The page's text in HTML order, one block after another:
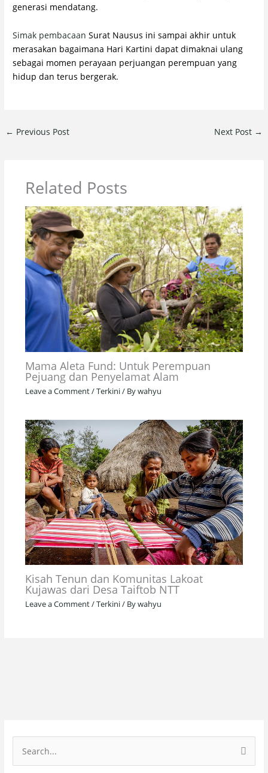
generasi mendatang.
Simak pembacaan Surat Nausus ini sampai akhir untuk
merasakan bagaimana Hari Kartini dapat dimaknai ulang
sebagai momen perayaan perjuangan perempuan yang
hidup dan terus bergerak.
← Previous Post Next Post →
Related Posts
Mama Aleta Fund: Untuk Perempuan
Pejuang dan Penyelamat Alam
Leave a Comment/Terkini/ Bywahyu
Kisah Tenun dan Komunitas Lakoat
Kujawas dari Desa Taiftob NTT
Leave a Comment/Terkini/ Bywahyu
e